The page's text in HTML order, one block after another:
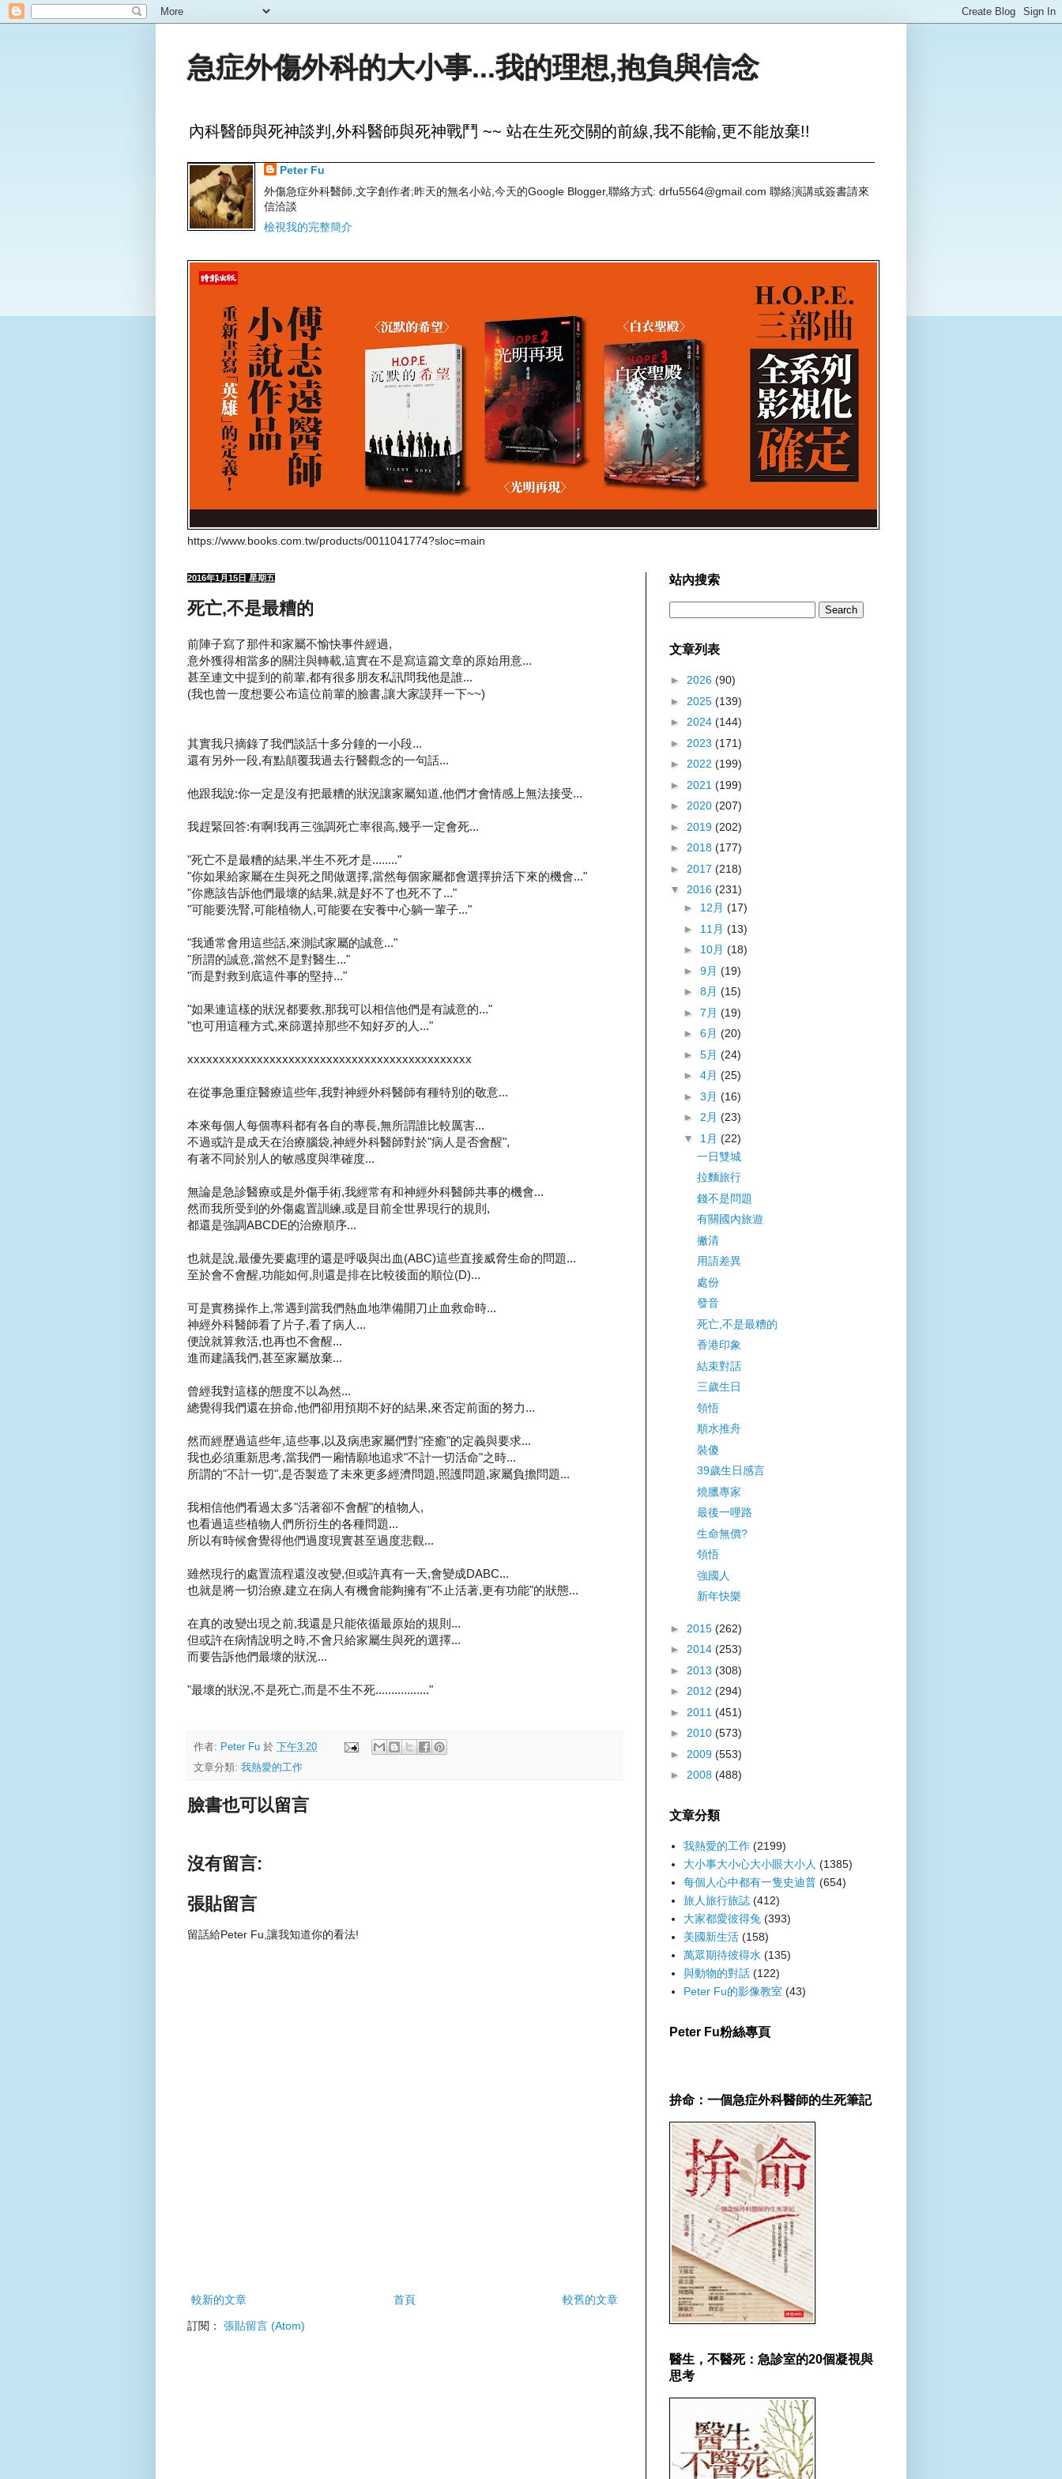
急症外傷外科的大小事...我的理想,抱負與信念
內科醫師與死神談判,外科醫師與死神戰鬥 ~~ 站在生死交關的前線,我不能輸,更不能放棄!!
Peter Fu
外傷急症外科醫師,文字創作者;昨天的無名小站,今天的Google Blogger,聯絡方式: drfu5564@gmail.com 聯絡演講或簽書請來
信洽談
檢視我的完整簡介
https://www.books.com.tw/products/0011041774?sloc=main
2016年1月15日 星期五
死亡,不是最糟的
前陣子寫了那件和家屬不愉快事件經過,
意外獲得相當多的關注與轉載,這實在不是寫這篇文章的原始用意...
甚至連文中提到的前輩,都有很多朋友私訊問我他是誰...
(我也曾一度想要公布這位前輩的臉書,讓大家謨拜一下~~)
其實我只摘錄了我們談話十多分鐘的一小段...
還有另外一段,有點顛覆我過去行醫觀念的一句話...
他跟我說:你一定是沒有把最糟的狀況讓家屬知道,他們才會情感上無法接受...
我趕緊回答:有啊!我再三強調死亡率很高,幾乎一定會死...
"死亡不是最糟的結果,半生不死才是........"
"你如果給家屬在生與死之間做選擇,當然每個家屬都會選擇拚活下來的機會..."
"你應該告訴他們最壞的結果,就是好不了也死不了..."
"可能要洗腎,可能植物人,可能要在安養中心躺一輩子..."
"我通常會用這些話,來測試家屬的誠意..."
"所謂的誠意,當然不是對醫生..."
"而是對救到底這件事的堅持..."
"如果連這樣的狀況都要救,那我可以相信他們是有誠意的..."
"也可用這種方式,來篩選掉那些不知好歹的人..."
xxxxxxxxxxxxxxxxxxxxxxxxxxxxxxxxxxxxxxxxxxxxx
在從事急重症醫療這些年,我對神經外科醫師有種特別的敬意...
本來每個人每個專科都有各自的專長,無所謂誰比較厲害...
不過或許是成天在治療腦袋,神經外科醫師對於"病人是否會醒",
有著不同於別人的敏感度與準確度...
無論是急診醫療或是外傷手術,我經常有和神經外科醫師共事的機會...
然而我所受到的外傷處置訓練,或是目前全世界現行的規則,
都還是強調ABCDE的治療順序...
也就是說,最優先要處理的還是呼吸與出血(ABC)這些直接威脅生命的問題...
至於會不會醒,功能如何,則還是排在比較後面的順位(D)...
可是實務操作上,常遇到當我們熱血地準備開刀止血救命時...
神經外科醫師看了片子,看了病人...
便說就算救活,也再也不會醒...
進而建議我們,甚至家屬放棄...
曾經我對這樣的態度不以為然...
總覺得我們還在拚命,他們卻用預期不好的結果,來否定前面的努力...
然而經歷過這些年,這些事,以及病患家屬們對"痊癒"的定義與要求...
我也必須重新思考,當我們一廂情願地追求"不計一切活命"之時...
所謂的"不計一切",是否製造了未來更多經濟問題,照護問題,家屬負擔問題...
我相信他們看過太多"活著卻不會醒"的植物人,
也看過這些植物人們所衍生的各種問題...
所以有時候會覺得他們過度現實甚至過度悲觀...
雖然現行的處置流程還沒改變,但或許真有一天,會變成DABC...
也就是將一切治療,建立在病人有機會能夠擁有"不止活著,更有功能"的狀態...
在真的改變出現之前,我還是只能依循最原始的規則...
但或許在病情說明之時,不會只給家屬生與死的選擇...
而要告訴他們最壞的狀況...
"最壞的狀況,不是死亡,而是不生不死................."
作者: Peter Fu 於 下午3:20
文章分類: 我熱愛的工作
臉書也可以留言
沒有留言:
張貼留言
留話給Peter Fu,讓我知道你的看法!
較新的文章 較舊的文章
首頁
訂閱： 張貼留言 (Atom)
站內搜索
文章列表
► 2026 (90)
► 2025 (139)
► 2024 (144)
► 2023 (171)
► 2022 (199)
► 2021 (199)
► 2020 (207)
► 2019 (202)
► 2018 (177)
► 2017 (218)
▼ 2016 (231)
► 12月 (17)
► 11月 (13)
► 10月 (18)
► 9月 (19)
► 8月 (15)
► 7月 (19)
► 6月 (20)
► 5月 (24)
► 4月 (25)
► 3月 (16)
► 2月 (23)
▼ 1月 (22)
一日雙城
拉麵旅行
錢不是問題
有關國內旅遊
撇清
用語差異
處份
發音
死亡,不是最糟的
香港印象
結束對話
三歲生日
領悟
順水推舟
裝傻
39歲生日感言
燒臘專家
最後一哩路
生命無價?
領悟
強國人
新年快樂
► 2015 (262)
► 2014 (253)
► 2013 (308)
► 2012 (294)
► 2011 (451)
► 2010 (573)
► 2009 (553)
► 2008 (488)
文章分類
我熱愛的工作 (2199)
大小事大小心大小眼大小人 (1385)
每個人心中都有一隻史迪普 (654)
旅人旅行旅誌 (412)
大家都愛彼得兔 (393)
美國新生活 (158)
萬眾期待彼得水 (135)
與動物的對話 (122)
Peter Fu的影像教室 (43)
Peter Fu粉絲專頁
拚命：一個急症外科醫師的生死筆記
醫生，不醫死：急診室的20個凝視與
思考